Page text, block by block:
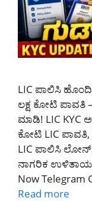
LIC ಪಾಲಿಸಿ
ಲಕ್ಷ ಕೋಟಿ ಪಾವತಿ
ಮಾಡಿ! LIC KYC
ಕೋಟಿ LIC
LIC ಪಾಲಿಸಿ
ನಾಗರಿಕ ಉಳಿತಾಯ
Now
Read more